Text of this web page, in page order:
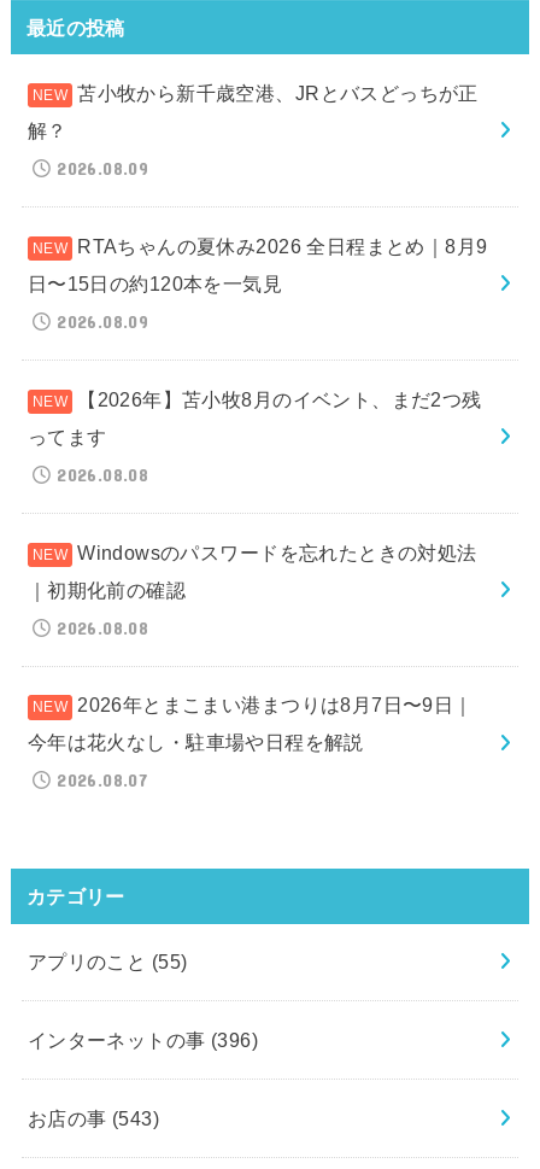
最近の投稿
苫小牧から新千歳空港、JRとバスどっちが正
解？
2026.08.09
RTAちゃんの夏休み2026 全日程まとめ｜8月9
日〜15日の約120本を一気見
2026.08.09
【2026年】苫小牧8月のイベント、まだ2つ残
ってます
2026.08.08
Windowsのパスワードを忘れたときの対処法
｜初期化前の確認
2026.08.08
2026年とまこまい港まつりは8月7日〜9日｜
今年は花火なし・駐車場や日程を解説
2026.08.07
カテゴリー
アプリのこと (55)
インターネットの事 (396)
お店の事 (543)